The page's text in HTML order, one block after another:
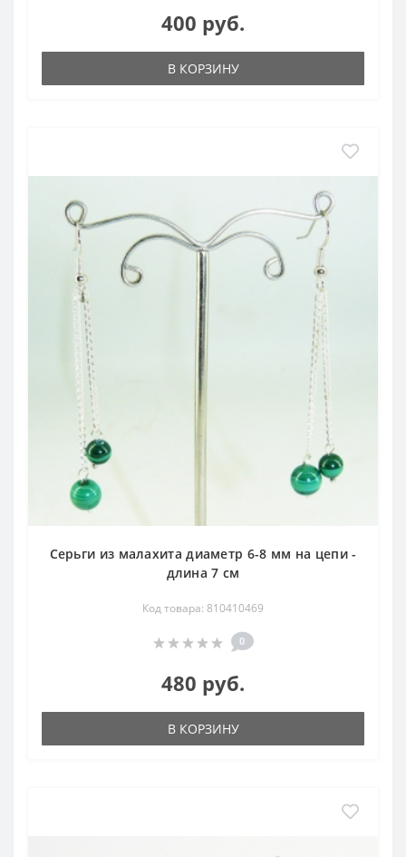
400 руб.
В КОРЗИНУ
Серьги из малахита диаметр 6-8 мм на цепи -
длина 7 см
Код товара: 810410469
0
480 руб.
В КОРЗИНУ